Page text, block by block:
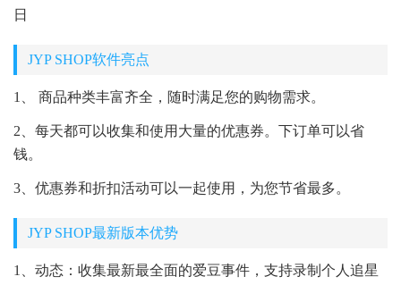
日
JYP SHOP软件亮点
1、 商品种类丰富齐全，随时满足您的购物需求。
2、每天都可以收集和使用大量的优惠券。下订单可以省
钱。
3、优惠券和折扣活动可以一起使用，为您节省最多。
JYP SHOP最新版本优势
1、动态：收集最新最全面的爱豆事件，支持录制个人追星